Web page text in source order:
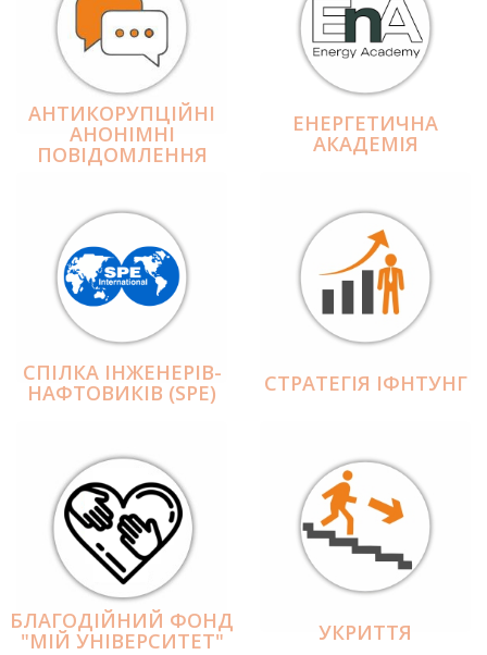
АНТИКОРУПЦІЙНІ
АНОНІМНІ
ПОВІДОМЛЕННЯ
ЕНЕРГЕТИЧНА
АКАДЕМІЯ
СПІЛКА ІНЖЕНЕРІВ-
НАФТОВИКІВ (SPE) СТРАТЕГІЯ ІФНТУНГ
БЛАГОДІЙНИЙ ФОНД
"МІЙ УНІВЕРСИТЕТ" УКРИТТЯ